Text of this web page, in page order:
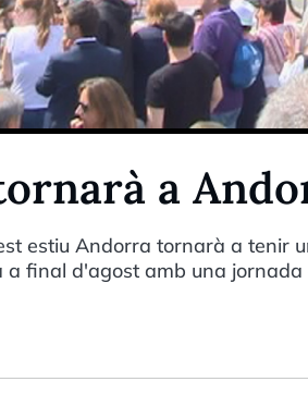
a
estiu Andorra tornarà a tenir
final d'agost amb una jornada